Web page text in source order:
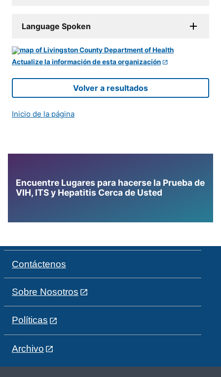
Language Spoken
Actualize la información de esta organización
Volver a resultados
Inicio de la página
Encuentre Lugares para hacerse la Prueba de
VIH, ITS y Hepatitis Cerca de Usted
Contáctenos
Sobre Nosotros
Políticas
Archivo